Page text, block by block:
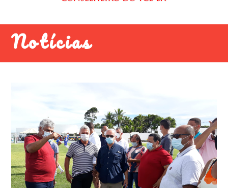
Notícias